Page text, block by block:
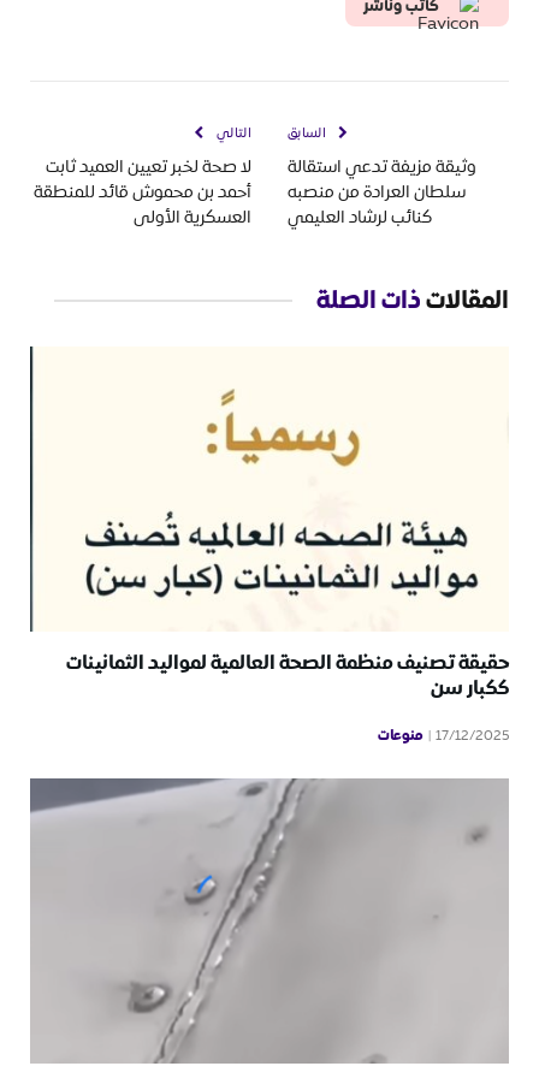
كاتب وناشر
السابق
وثيقة مزيفة تدعي استقالة
سلطان العرادة من منصبه
كنائب لرشاد العليمي
التالي
لا صحة لخبر تعيين العميد ثابت
أحمد بن محموش قائد للمنطقة
العسكرية الأولى
المقالاتذات الصلة
حقيقة تصنيف منظمة الصحة العالمية لمواليد الثمانينات
ككبار سن
17/12/2025 منوعات